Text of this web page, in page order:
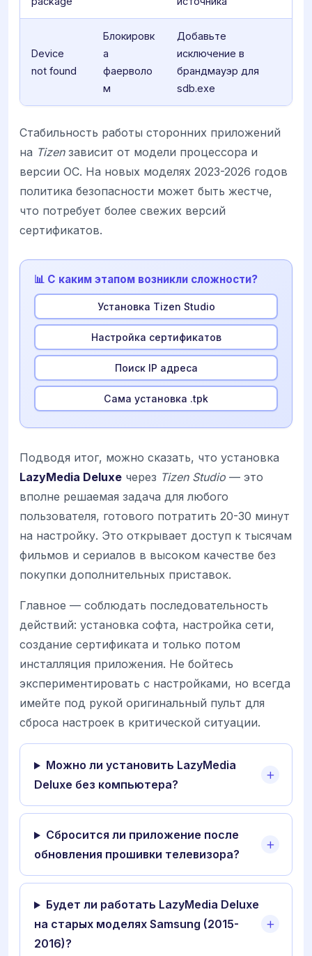
Device
not found
Блокировк
а
фаерволо
м
Добавьте
исключение в
брандмауэр для
sdb.exe
Стабильность работы сторонних приложений
на Tizenзависит от модели процессора и
версии ОС. На новых моделях 2023-2026 годов
политика безопасности может быть жестче,
что потребует более свежих версий
сертификатов.
📊 С каким этапом возникли сложности?
Установка Tizen Studio
Настройка сертификатов
Поиск IP адреса
Сама установка .tpk
Подводя итог, можно сказать, что установка
LazyMedia Deluxe через Tizen Studio — это
вполне решаемая задача для любого
пользователя, готового потратить 20-30 минут
на настройку. Это открывает доступ к тысячам
фильмов и сериалов в высоком качестве без
покупки дополнительных приставок.
Главное — соблюдать последовательность
действий: установка софта, настройка сети,
создание сертификата и только потом
инсталляция приложения. Не бойтесь
экспериментировать с настройками, но всегда
имейте под рукой оригинальный пульт для
сброса настроек в критической ситуации.
Можно ли установить LazyMedia
Deluxe без компьютера?
Сбросится ли приложение после
обновления прошивки телевизора?
Будет ли работать LazyMedia Deluxe
на старых моделях Samsung (2015-
2016)?